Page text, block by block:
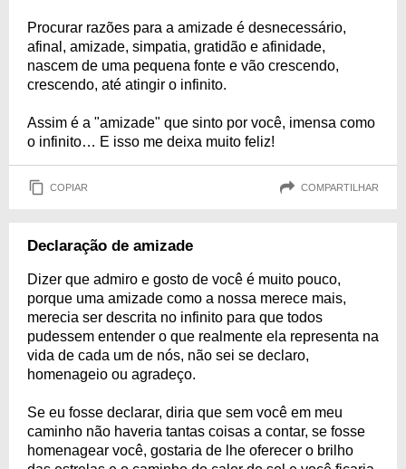
Procurar razões para a amizade é desnecessário,
afinal, amizade, simpatia, gratidão e afinidade,
nascem de uma pequena fonte e vão crescendo,
crescendo, até atingir o infinito.
Assim é a "amizade" que sinto por você, imensa como
o infinito… E isso me deixa muito feliz!
COPIAR COMPARTILHAR
Declaração de amizade
Dizer que admiro e gosto de você é muito pouco,
porque uma amizade como a nossa merece mais,
merecia ser descrita no infinito para que todos
pudessem entender o que realmente ela representa na
vida de cada um de nós, não sei se declaro,
homenageio ou agradeço.
Se eu fosse declarar, diria que sem você em meu
caminho não haveria tantas coisas a contar, se fosse
homenagear você, gostaria de lhe oferecer o brilho